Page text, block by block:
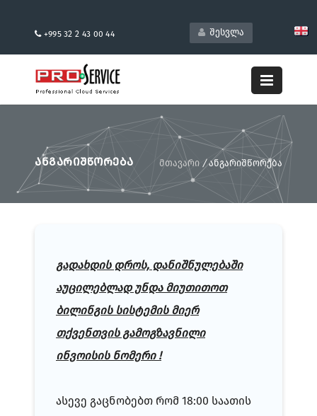
შესვლა
+995 32 2 43 00 44
ᲐᲜᲒᲐᲠᲘᲨᲬᲝᲠᲔᲑᲐ მთავარი / ანგარიშწორება
გადახდის დროს, დანიშნულებაში
აუცილებლად უნდა მიუთითოთ
ბილინგის სისტემის მიერ
თქვენთვის გამოგზავნილი
ინვოისის ნომერი !
ასევე გაცნობებთ რომ 18:00 საათის